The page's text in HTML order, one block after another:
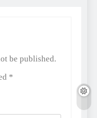
be published.
*